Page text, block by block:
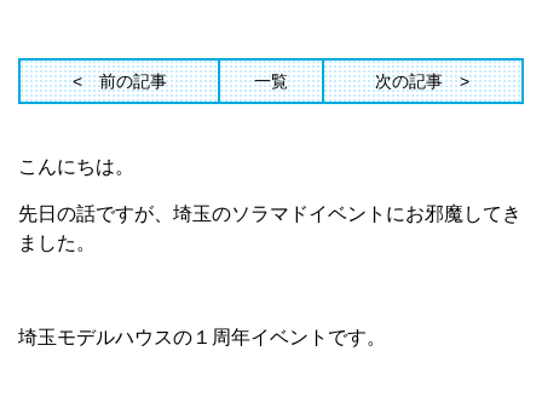
前の記事 一覧 次の記事
こんにちは。
先日の話ですが、埼玉のソラマドイベントにお邪魔してき
ました。
埼玉モデルハウスの１周年イベントです。